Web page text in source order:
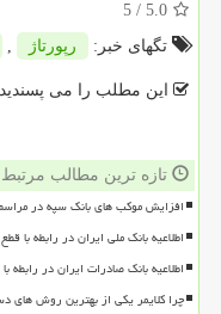
5.0
/ 5
تگهای خبر:
رپورتاژ ,
این مطلب را می
تازه ترین مطالب مرتبط
افزایش موکب های بانک سپه در مراسم
اطلاعیه بانک ملی ایران در رابطه با
اطلاعیه بانک صادرات ایران در رابطه
چرا کلایمر یکی از بهترین روش های